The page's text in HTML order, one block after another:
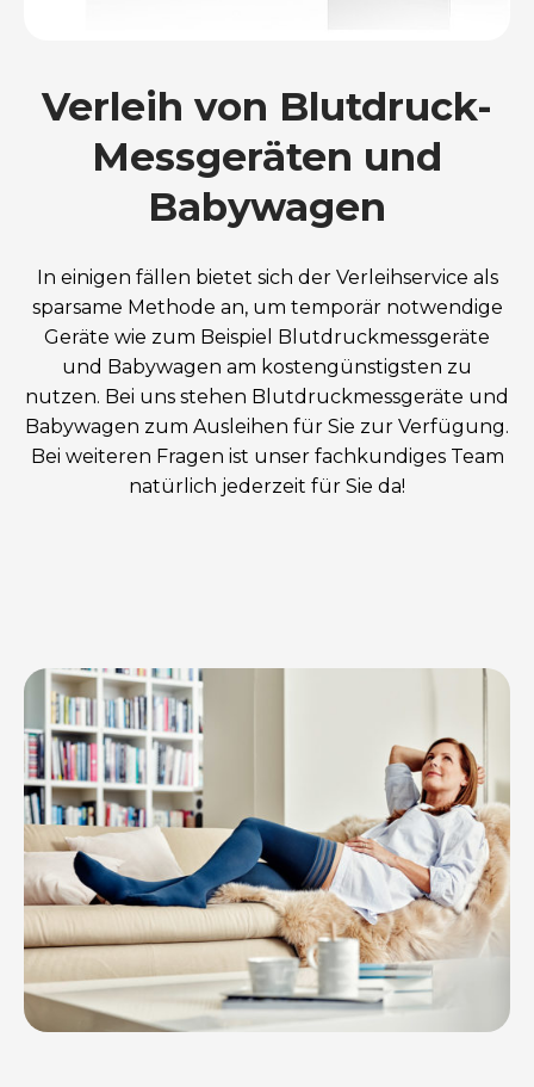
Verleih von Blutdruck-
Messgeräten und
Babywagen
In einigen fällen bietet sich der Verleihservice als
sparsame Methode an, um temporär notwendige
Geräte wie zum Beispiel Blutdruckmessgeräte
und Babywagen am kostengünstigsten zu
nutzen. Bei uns stehen Blutdruckmessgeräte und
Babywagen zum Ausleihen für Sie zur Verfügung.
Bei weiteren Fragen ist unser fachkundiges Team
natürlich jederzeit für Sie da!